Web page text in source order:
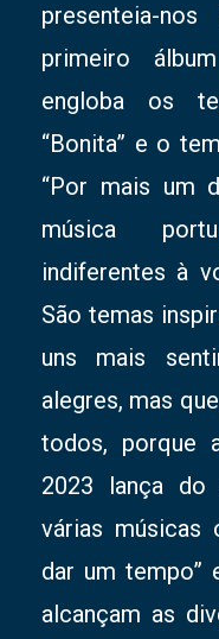
presenteia-
primeiro
engloba os
“Bonita” e o
“Por mais um
música
indiferentes à
São temas
uns mais
alegres, mas
todos, porque
2023 lança do
várias músicas
dar um tempo”
alcançam as